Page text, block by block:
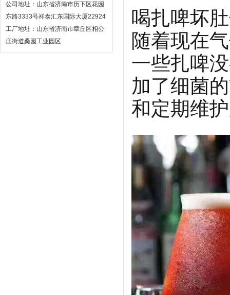
公司地址：山东省济南市历下区花园
东路3333号祥泰汇东国际大厦22924
工厂地址：山东省济南市章丘区相公
庄街道桑园工业园区
喝扎啤坏
随着现在
一些扎啤
加了细菌
和定期维